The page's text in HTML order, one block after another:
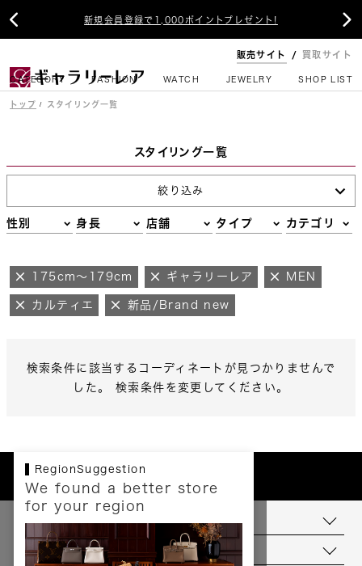
新規会員登録で1,000ポイントプレゼント!
 
販売サイト 買取サイト
CATEGORY FASHION WATCH JEWELRY SHOP LIST
トップ スタイリング一覧
スタイリング一覧
絞り込み
性別 身長 店舗 タイプ カテゴリ
175cm～179cm ギャラリーレア MEN
カルティエ 新品/Brand new
検索条件に該当するコーディネートが見つかりませんで
した。 検索条件を変更してください。
RegionSuggestion
We found a better store
for your region
お支払いについて
配送について